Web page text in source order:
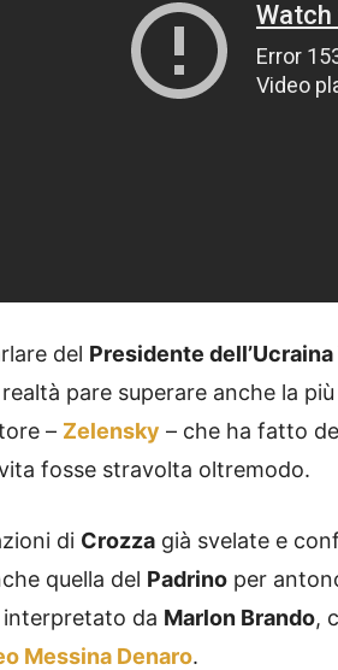
del Presidente
pare superare anche la
– Zelensky – che ha fatto
fosse stravolta oltremodo.
di Crozza già svelate e
quella del Padrino per
interpretato da Marlon Brando,
Messina Denaro.